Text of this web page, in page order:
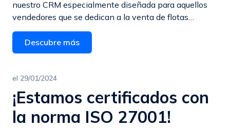
nuestro CRM especialmente diseñada para aquellos
vendedores que se dedican a la venta de flotas…
Descubre más
el 29/01/2024
¡Estamos certificados con
la norma ISO 27001!